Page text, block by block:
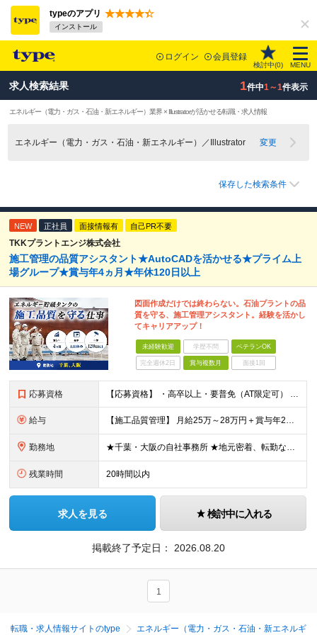
typeのアプリ
インストール
ログイン 会員登録
検討中(0) MENU
求人検索結果 1件中1～1件表示
エネルギー（電力・ガス・石油・新エネルギー）業界 × Illustratorが活かせる転職・求人情報
エネルギー（電力・ガス・石油・新エネルギー）／Illustrator 変更
保存した検索条件
NEW 正社員 面接情報有 自己PR不要
TKKプラントエンジ株式会社
施工管理の品質アシスタント★AutoCADを活かせる★プライム上
場グループ★賞与年4ヵ月★年休120日以上
図面作成だけでは終わらない。石油プラントの品
質を守る、施工管理アシスタント。経験を活かし
てキャリアアップ！
未経験歓迎 学歴不問 ベテランOK
完全週休2日 賞与複数月 面接1回
応募資格 【応募資格】 ・高卒以上・要普免（AT限定可） ・AutoCADの経験者 →自社で図面を一部変更する場合があるため。設計分野は不問です。 ・施工図面が読めること 【歓迎する経験】 ◎AutoCADの
給与 【施工品質管理】 月給25万～28万円＋賞与年2回（原則固定支給額4ヵ月分）＋諸手当（残業手当全額など） ※経験・能力・前職給与を考慮して優遇します。 ※残業代は別途全額支給します。 ※試用期間は6
勤務地 ★千葉・大阪の自社事務所 ★地元密着、転勤なし！ ★Ｕ・Iターン歓迎！（面接交通費支給） 【具体的な勤務地】 ※当社堺事務所（大阪）もしくは五井事務所（千葉） ◆堺事務所 （住所） 大阪府堺市堺区
残業時間 20時間以内
求人を見る 検討中に入れる
掲載終了予定日： 2026.08.20
1
転職・求人情報サイトのtype エネルギー（電力・ガス・石油・新エネルギ